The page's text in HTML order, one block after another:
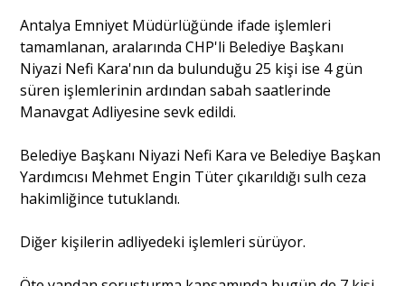
Yazarlar
Dosya Haber
Antalya Emniyet Müdürlüğünde ifade işlemleri
tamamlanan, aralarında CHP'li Belediye Başkanı
Niyazi Nefi Kara'nın da bulunduğu 25 kişi ise 4 gün
süren işlemlerinin ardından sabah saatlerinde
Manavgat Adliyesine sevk edildi.
Belediye Başkanı Niyazi Nefi Kara ve Belediye Başkan
Yardımcısı Mehmet Engin Tüter çıkarıldığı sulh ceza
hakimliğince tutuklandı.
Diğer kişilerin adliyedeki işlemleri sürüyor.